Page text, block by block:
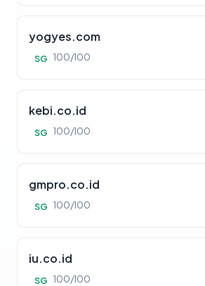
yogyes.com
SG 100/100
kebi.co.id
SG 100/100
gmpro.co.id
SG 100/100
iu.co.id
SG 100/100